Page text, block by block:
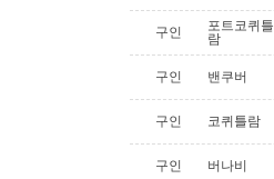
구인
포트코퀴틀
람
구인 밴쿠버
구인 코퀴틀람
구인 버나비